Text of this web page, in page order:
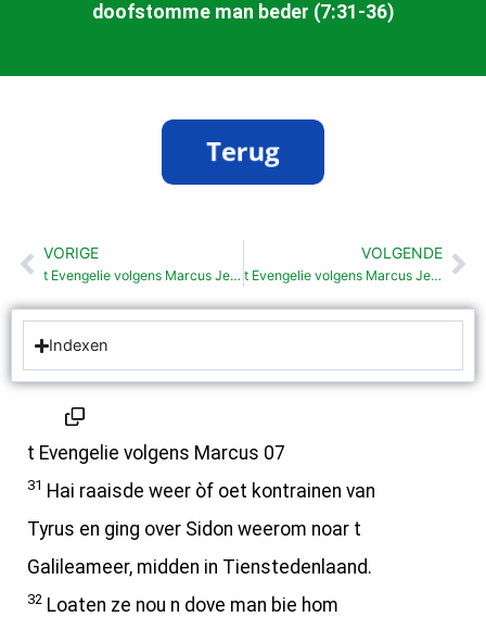
doofstomme man beder (7:31-36)
Vorige
VORIGE
t Evengelie volgens Marcus Jezus en Griekse vraauw (7:24-30)
VOLGENDE
t Evengelie volgens Marcus Jezus geft 4.000 man te eten (8: 1-10)
Indexen
t Evengelie volgens Marcus 07
31 Hai raaisde weer òf oet kontrainen van
Tyrus en ging over Sidon weerom noar t
Galileameer, midden in Tienstedenlaand.
32 Loaten ze nou n dove man bie hom